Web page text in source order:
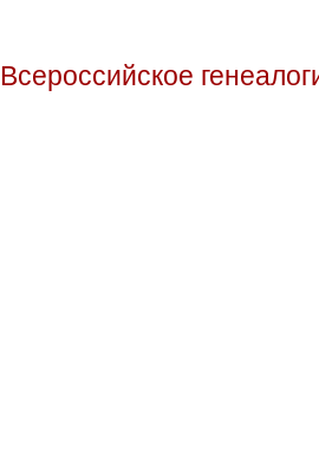
Всероссийское